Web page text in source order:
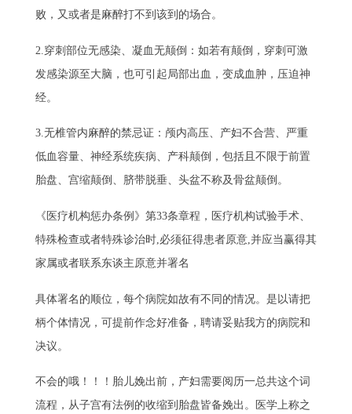
败，又或者是麻醉打不到该到的场合。
2.穿刺部位无感染、凝血无颠倒：如若有颠倒，穿刺可激
发感染源至大脑，也可引起局部出血，变成血肿，压迫神
经。
3.无椎管内麻醉的禁忌证：颅内高压、产妇不合营、严重
低血容量、神经系统疾病、产科颠倒，包括且不限于前置
胎盘、宫缩颠倒、脐带脱垂、头盆不称及骨盆颠倒。
《医疗机构惩办条例》第33条章程，医疗机构试验手术、
特殊检查或者特殊诊治时,必须征得患者原意,并应当赢得其
家属或者联系东谈主原意并署名
具体署名的顺位，每个病院如故有不同的情况。是以请把
柄个体情况，可提前作念好准备，聘请妥贴我方的病院和
决议。
不会的哦！！！胎儿娩出前，产妇需要阅历一总共这个词
流程，从子宫有法例的收缩到胎盘皆备娩出。医学上称之